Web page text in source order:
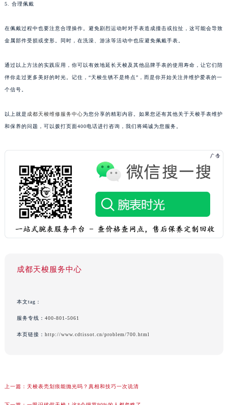
5. 合理佩戴
在佩戴过程中也要注意合理操作。避免剧烈运动时对手表造成撞击或拉扯，这可能会导致
金属部件受损或变形。同时，在洗澡、游泳等活动中也应避免佩戴手表。
通过以上方法的实践应用，你可以有效地延长天梭及其他品牌手表的使用寿命，让它们陪
伴你走过更多美好的时光。记住，“天梭生锈不是终点”，而是你开始关注并维护爱表的一
个信号。
以上就是 成都天梭维修服务中心为您分享的精彩内容。如果您还有其他关于天梭手表维护
和保养的问题，可以拨打页面400电话进行咨询，我们将竭诚为您服务。
成都天梭服务中心
本文tag：
服务专线： 400-801-5061
本页链接： http://www.cdtissot.cn/problem/700.html
上一篇： 天梭表壳划痕能抛光吗？真相和技巧一次说清